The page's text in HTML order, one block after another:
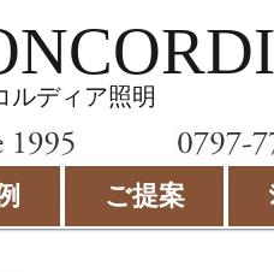
ルディア照明
ご提案